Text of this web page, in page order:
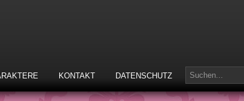
KONTAKT DATENSCHUTZ